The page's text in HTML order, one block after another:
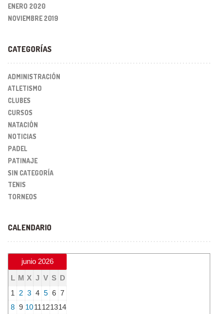
ENERO 2020
NOVIEMBRE 2019
CATEGORÍAS
ADMINISTRACIÓN
ATLETISMO
CLUBES
CURSOS
NATACIÓN
NOTICIAS
PADEL
PATINAJE
SIN CATEGORÍA
TENIS
TORNEOS
CALENDARIO
junio 2026
L M X J V S D
1
2 3 4 5 6 7
8 9 1011121314